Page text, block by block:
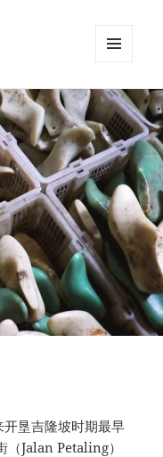
WIDGETS
垦吉隆坡时期最早
Jalan Petaling）